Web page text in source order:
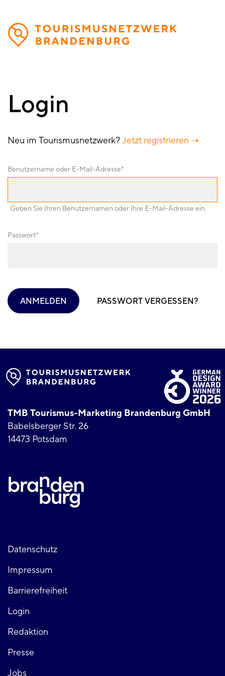
Direkt
zum
Inhalt
Login
Neu im Tourismusnetzwerk?Jetzt registrieren
Benutzername oder E-Mail-Adresse
Geben Sie Ihren Benutzernamen oder Ihre E-Mail-Adresse ein.
Passwort
ANMELDEN PASSWORT VERGESSEN?
TMB Tourismus-Marketing Brandenburg GmbH
Babelsberger Str. 26
14473 Potsdam
Fußzeile
links
Datenschutz
Impressum
Barrierefreiheit
Login
Fußzeile
rechts
Redaktion
Presse
Jobs